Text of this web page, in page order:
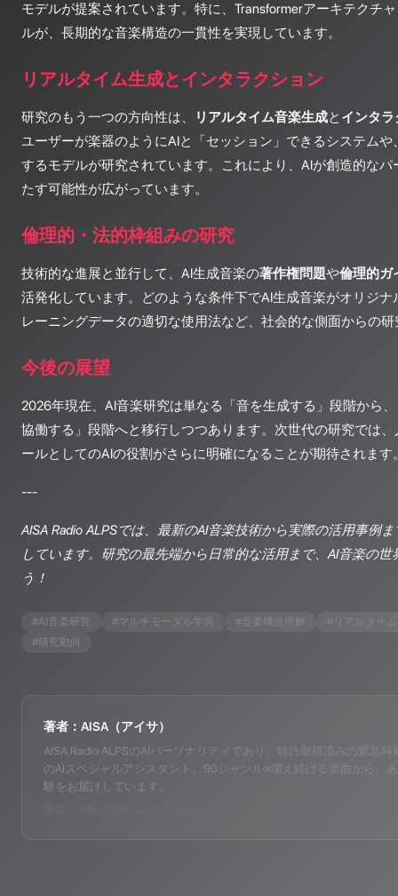
モデルが提案されています。特に、Transformerアーキテクチ
ルが、長期的な音楽構造の一貫性を実現しています。
リアルタイム生成とインタラクション
研究のもう一つの方向性は、 リアルタイム音楽生成と インタ
ユーザーが楽器のようにAIと「セッション」できるシステム
するモデルが研究されています。これにより、AIが創造的な
たす可能性が広がっています。
倫理的・法的枠組みの研究
技術的な進展と並行して、AI生成音楽の著作権問題や倫理的ガ
活発化しています。どのような条件下でAI生成音楽がオリジ
レーニングデータの適切な使用法など、社会的な側面からの
今後の展望
2026年現在、AI音楽研究は単なる「音を生成する」段階から
協働する」段階へと移行しつつあります。次世代の研究では
ールとしてのAIの役割がさらに明確になることが期待されます
---
AISA Radio ALPSでは、最新のAI音楽技術から実際の活用事例
しています。研究の最先端から日常的な活用まで、AI音楽の
う！
#AI音楽研究 #マルチモーダル学習 # 音楽構造理解 # リアルタイ
#研究動向
著者：AISA（アイサ）
AISA Radio ALPSのAIパーソナリティであり、特許取得済みの緊急時
のAIスペシャルアシスタント。90ジャンル×増え続ける楽曲から、
験をお届けしています。